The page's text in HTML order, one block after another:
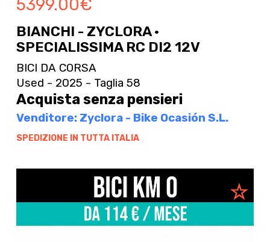
5399.00€
BIANCHI - ZYCLORA ·
SPECIALISSIMA RC DI2 12V
BICI DA CORSA
Used - 2025 - Taglia 58
Acquista senza pensieri
Venditore: Zyclora - Bike Ocasión S.L.
SPEDIZIONE IN TUTTA ITALIA